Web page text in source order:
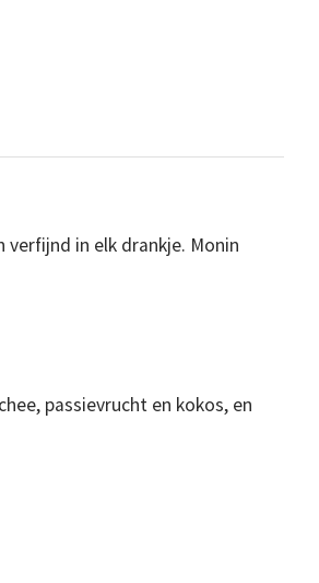
in elk drankje. Monin
passievrucht en kokos, en